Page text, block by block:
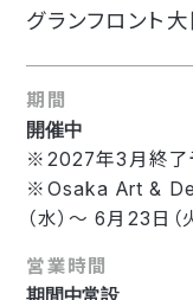
グランフロント
期間
開催中
※2027年3月終了
※Osaka Art &
（水）〜 6月23日（
営業時間